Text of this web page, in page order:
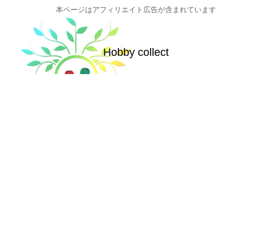
本ページはアフィリエイト広告が含まれています
Hobby collect